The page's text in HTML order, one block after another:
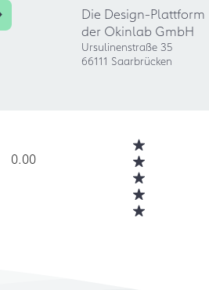
Die Design-Plattform
der Okinlab GmbH
Ursulinenstraße 35
66111 Saarbrücken
0.00